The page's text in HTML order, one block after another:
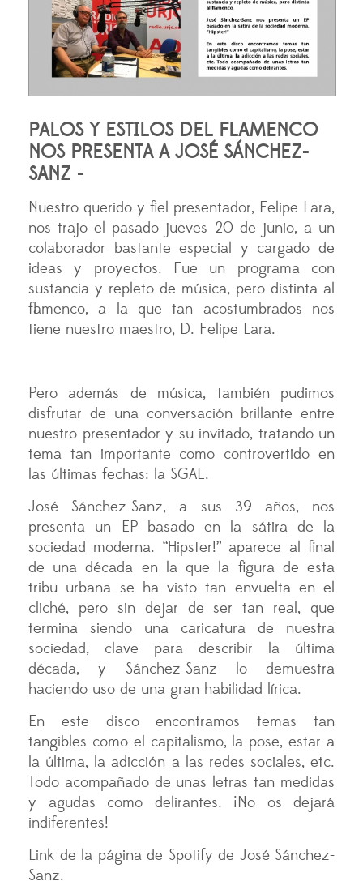
PALOS Y ESTILOS DEL FLAMENCO
NOS PRESENTA A JOSÉ SÁNCHEZ-
SANZ -
Nuestro querido y fiel presentador, Felipe Lara,
nos trajo el pasado jueves 20 de junio, a un
colaborador bastante especial y cargado de
ideas y proyectos. Fue un programa con
sustancia y repleto de música, pero distinta al
flamenco, a la que tan acostumbrados nos
tiene nuestro maestro, D. Felipe Lara.
Pero además de música, también pudimos
disfrutar de una conversación brillante entre
nuestro presentador y su invitado, tratando un
tema tan importante como controvertido en
las últimas fechas: la SGAE.
José Sánchez-Sanz, a sus 39 años, nos
presenta un EP basado en la sátira de la
sociedad moderna. “Hipster!” aparece al final
de una década en la que la figura de esta
tribu urbana se ha visto tan envuelta en el
cliché, pero sin dejar de ser tan real, que
termina siendo una caricatura de nuestra
sociedad, clave para describir la última
década, y Sánchez-Sanz lo demuestra
haciendo uso de una gran habilidad lírica.
En este disco encontramos temas tan
tangibles como el capitalismo, la pose, estar a
la última, la adicción a las redes sociales, etc.
Todo acompañado de unas letras tan medidas
y agudas como delirantes. ¡No os dejará
indiferentes!
Link de la página de Spotify de José Sánchez-
Sanz.